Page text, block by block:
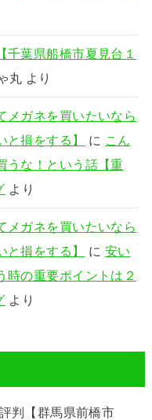
葉県船橋市夏見台１
丸 より
メガネを買いたいなら
損をする】
に こん
うな！という話【重
より
メガネを買いたいなら
損をする】
に 安い
時の重要ポイントは２
より
判【群馬県前橋市